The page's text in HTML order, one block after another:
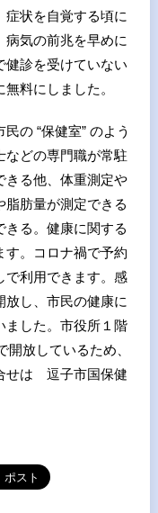
状を自覚する頃に
病気の前兆を早めに
健診を受けていない
料にしました。
の “保健室” のよう
などの専門職が常駐
きる他、体重測定や
脂肪量が測定できる
る。健康に関する
す。コロナ禍で予約
で利用できます。感
し、市民の健康に
ました。市役所１階
開放しているため、
せは 逗子市国保健